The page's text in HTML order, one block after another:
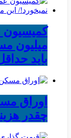
میلیون
باید
اوراق
چقدر